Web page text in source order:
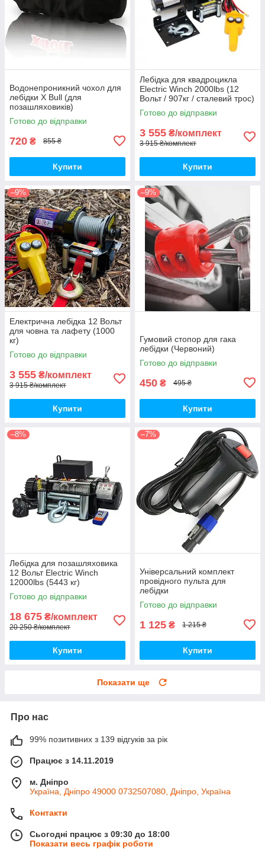
Водонепроникний чохол для
лебідки X Bull (для
позашляховиків)
Готово до відправки
720 ₴ 855 ₴
Купити
Лебідка для квадроцикла
Electric Winch 2000lbs (12
Вольт / 907кг / сталевий трос)
Готово до відправки
3 555 ₴/комплект
3 915 ₴/комплект
Купити
–9%
Електрична лебідка 12 Вольт
для човна та лафету (1000
кг)
Готово до відправки
3 555 ₴/комплект
3 915 ₴/комплект
Купити
–9%
Гумовий стопор для гака
лебідки (Червоний)
Готово до відправки
450 ₴ 495 ₴
Купити
–8%
Лебідка для позашляховика
12 Вольт Electric Winch
12000lbs (5443 кг)
Готово до відправки
18 675 ₴/комплект
20 250 ₴/комплект
Купити
–7%
Універсальний комплект
провідного пульта для
лебідки
Готово до відправки
1 125 ₴ 1 215 ₴
Купити
Показати ще
Про нас
99% позитивних з 139 відгуків за рік
Працює з 14.11.2019
м. Дніпро
Україна, Дніпро 49000 0732507080, Дніпро, Україна
Контакти
Сьогодні працює з 09:30 до 18:00
Показати весь графік роботи